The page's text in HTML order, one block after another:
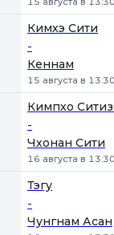
Кимхэ Сити
-
Кеннам
15 августа в 13:30
Кимпхо
-
Чхонан Сити
16 августа в 13:30
Тэгу
-
Чунгнам Асан